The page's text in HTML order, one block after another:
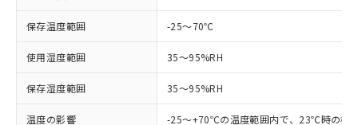
保存温度範囲 -25～70℃
使用湿度範囲 35～95%RH
保存湿度範囲 35～95%RH
温度の影響 -25～+70℃の温度範囲内で、23℃時の検
本サービスは、当社制御機器事業取扱
商品の当社在庫状況および標準価格
(税抜)を提供させていただくもので
当社制御機器事業取扱商品の中には、
本サービスの対象外となる商品もある
ことをご了承ください。
調査・確認中：EU RoHS指令（10物質）の
非含有の対応状況を調査中または確認中の
非該当品：ライセンス料など無形物で、有
仕入先様の事情により、非含有部品として
いたものが、含有品と判明した場合などや
※1 中国RoHS○×表
「○」：最大均質材料含有率が中国RoHSの
基準値以下であることを示します。
「×」：最大均質材料含有率が中国RoHSの
基準値を超えていることを示します。
当社は、これら貴社製品のうち、外国